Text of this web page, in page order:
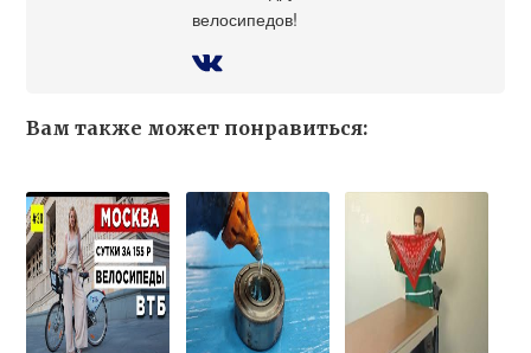
велосипедов!
Вам также может понравиться: